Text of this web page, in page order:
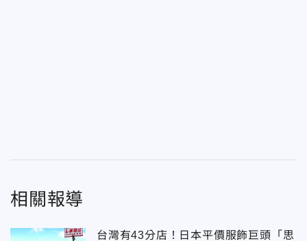
相關報導
台灣有43分店！日本平價服飾巨頭「思